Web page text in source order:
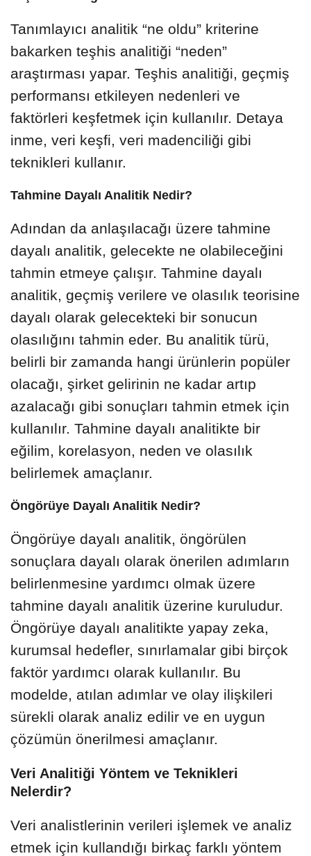
Tanımlayıcı analitik “ne oldu” kriterine
bakarken teşhis analitiği “neden”
araştırması yapar. Teşhis analitiği, geçmiş
performansı etkileyen nedenleri ve
faktörleri keşfetmek için kullanılır. Detaya
inme, veri keşfi, veri madenciliği gibi
teknikleri kullanır.
Tahmine Dayalı Analitik Nedir?
Adından da anlaşılacağı üzere tahmine
dayalı analitik, gelecekte ne olabileceğini
tahmin etmeye çalışır. Tahmine dayalı
analitik, geçmiş verilere ve olasılık teorisine
dayalı olarak gelecekteki bir sonucun
olasılığını tahmin eder. Bu analitik türü,
belirli bir zamanda hangi ürünlerin popüler
olacağı, şirket gelirinin ne kadar artıp
azalacağı gibi sonuçları tahmin etmek için
kullanılır. Tahmine dayalı analitikte bir
eğilim, korelasyon, neden ve olasılık
belirlemek amaçlanır.
Öngörüye Dayalı Analitik Nedir?
Öngörüye dayalı analitik, öngörülen
sonuçlara dayalı olarak önerilen adımların
belirlenmesine yardımcı olmak üzere
tahmine dayalı analitik üzerine kuruludur.
Öngörüye dayalı analitikte yapay zeka,
kurumsal hedefler, sınırlamalar gibi birçok
faktör yardımcı olarak kullanılır. Bu
modelde, atılan adımlar ve olay ilişkileri
sürekli olarak analiz edilir ve en uygun
çözümün önerilmesi amaçlanır.
Veri Analitiği Yöntem ve Teknikleri
Nelerdir?
Veri analistlerinin verileri işlemek ve analiz
etmek için kullandığı birkaç farklı yöntem